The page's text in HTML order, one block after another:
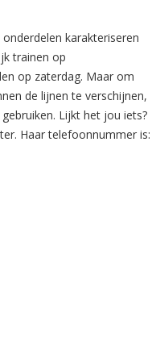
karakteriseren
trainen op
op zaterdag. Maar om
de lijnen te verschijnen,
Lijkt het jou iets?
Haar telefoonnummer is: